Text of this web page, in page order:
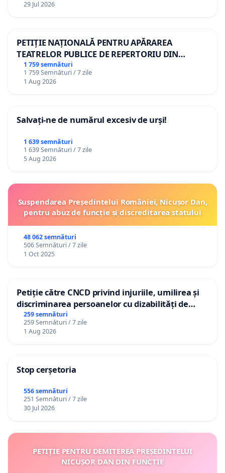
29 Jul 2026
PETIȚIE NAȚIONALĂ PENTRU APĂRAREA
TEATRELOR PUBLICE DE REPERTORIU DIN
ROMÂNIA
1 759 semnături
1 759 Semnături / 7 zile
1 Aug 2026
Salvați-ne de numărul excesiv de urși!
1 639 semnături
1 639 Semnături / 7 zile
5 Aug 2026
Suspendarea Președintelui României, Nicușor Dan,
pentru abuz de funcție și discreditarea statului
48 062 semnături
506 Semnături / 7 zile
1 Oct 2025
Petiție către CNCD privind injuriile, umilirea și
discriminarea persoanelor cu dizabilități de
către utilizatorul TikTok „Gorici”
259 semnături
259 Semnături / 7 zile
1 Aug 2026
Stop cerșetoria
556 semnături
251 Semnături / 7 zile
30 Jul 2026
PETIȚIE PENTRU DEMITEREA PREȘEDINTELUI
NICUȘOR DAN DIN FUNCȚIE